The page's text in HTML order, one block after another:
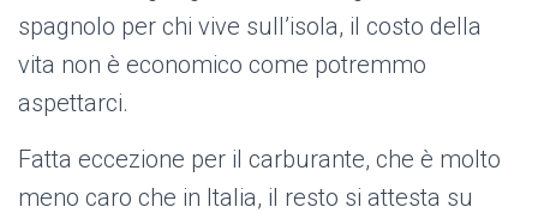
spagnolo per chi vive sull’isola, il costo della
vita non è economico come potremmo
aspettarci.
Fatta eccezione per il carburante, che è molto
meno caro che in Italia, il resto si attesta su